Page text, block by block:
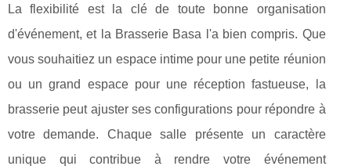
La flexibilité est la clé de toute bonne organisation
d'événement, et la Brasserie Basa l'a bien compris. Que
vous souhaitiez un espace intime pour une petite réunion
ou un grand espace pour une réception fastueuse, la
brasserie peut ajuster ses configurations pour répondre à
votre demande. Chaque salle présente un caractère
unique qui contribue à rendre votre événement